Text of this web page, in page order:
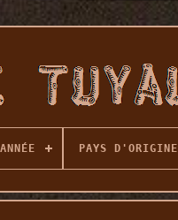
ANNÉE PAYS D'ORIGINE